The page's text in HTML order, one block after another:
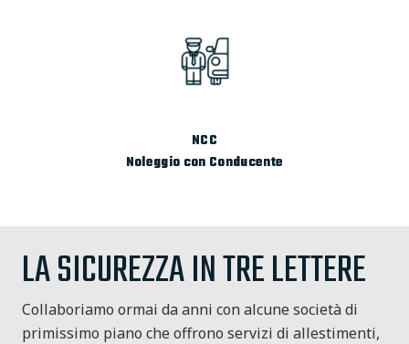
NCC
Noleggio con Conducente
LA SICUREZZA IN TRE LETTERE
Collaboriamo ormai da anni con alcune società di
primissimo piano che offrono servizi di allestimenti,